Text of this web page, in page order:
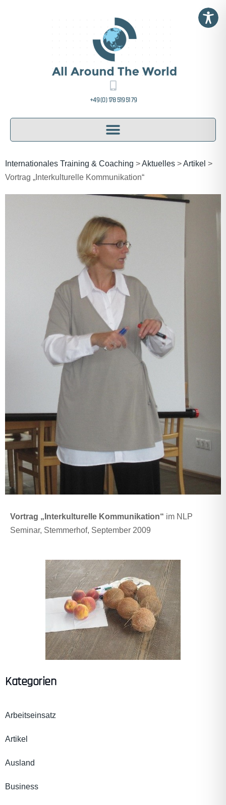
+49 (0) 178 519 51 79
Internationales Training & Coaching >Aktuelles >Artikel >
Vortrag „Interkulturelle Kommunikation“
Vortrag „Interkulturelle Kommunikation“ im NLP
Seminar, Stemmerhof, September 2009
Kategorien
Arbeitseinsatz
Artikel
Ausland
Business